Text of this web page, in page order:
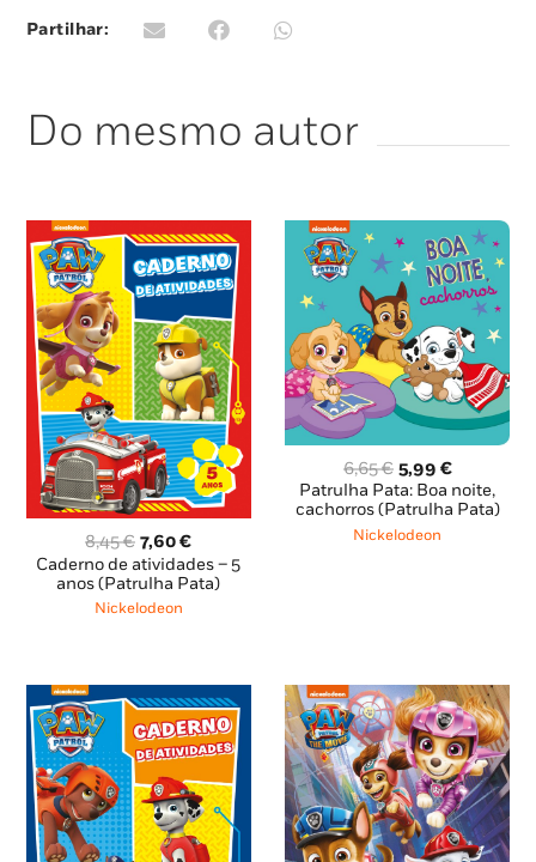
Partilhar:
Do mesmo autor
8,45€ O
preço
original
era:
7,60€O
preço
atual
Caderno de atividades – 5
anos (Patrulha Pata)
Nickelodeon
6,65€ O
preço
original
era:
5,99 €O
preço
atual
Patrulha Pata: Boa noite,
cachorros (Patrulha Pata)
Nickelodeon